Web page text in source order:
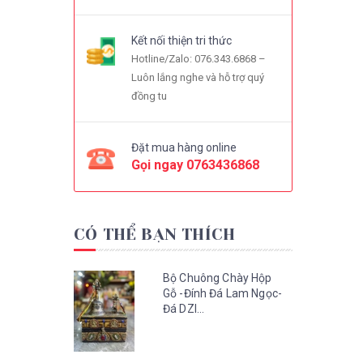
Kết nối thiện tri thức
Hotline/Zalo: 076.343.6868 –
Luôn lắng nghe và hỗ trợ quý
đồng tu
Đặt mua hàng online
Gọi ngay 0763436868
CÓ THỂ BẠN THÍCH
Bộ Chuông Chày Hộp
Gỗ -Đính Đá Lam Ngọc-
Đá DZI...